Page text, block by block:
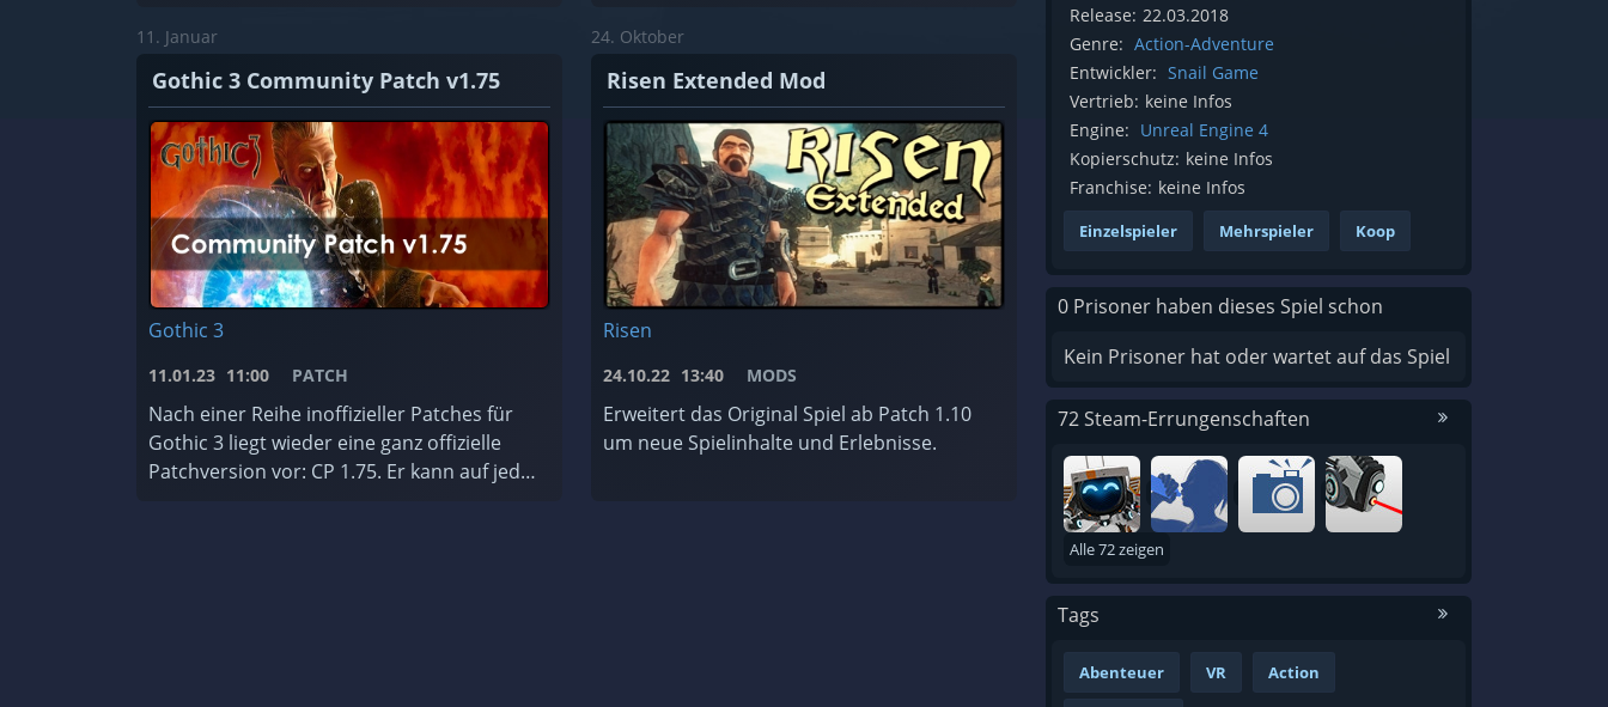
11. Januar
Gothic 3 Community Patch v1.75
Gothic 3
11.01.23 11:00 PATCH
Nach einer Reihe inoffizieller Patches für
Gothic 3 liegt wieder eine ganz offizielle
Patchversion vor: CP 1.75. Er kann auf jede
24. Oktober
Risen Extended Mod
Risen
24.10.22 13:40 MODS
Erweitert das Original Spiel ab Patch 1.10
um neue Spielinhalte und Erlebnisse.
Release: 22.03.2018
Genre: Action-Adventure
Entwickler: Snail Game
Vertrieb: keine Infos
Engine: Unreal Engine 4
Kopierschutz: keine Infos
Franchise: keine Infos
Einzelspieler Mehrspieler Koop
0 Prisoner haben dieses Spiel schon
Kein Prisoner hat oder wartet auf das Spiel
72 Steam-Errungenschaften
Alle 72 zeigen
Tags
Abenteuer VR Action